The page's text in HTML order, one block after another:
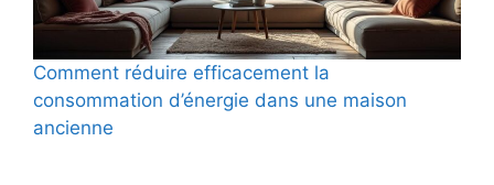
Comment réduire efficacement la
consommation d’énergie dans une maison
ancienne